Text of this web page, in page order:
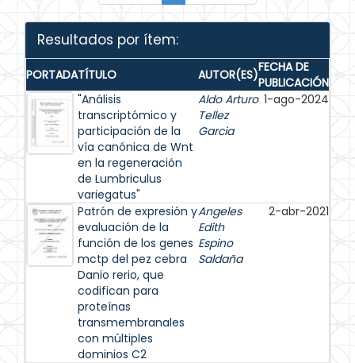
Resultados por ítem:
PORTADATÍTULO AUTOR(ES)FECHA DE
PUBLICACIÓN
"Análisis
transcriptómico y
participación de la
vía canónica de Wnt
en la regeneración
de Lumbriculus
variegatus"
Aldo Arturo
Tellez
Garcia
1-ago-2024
Patrón de expresión y
evaluación de la
función de los genes
mctp del pez cebra
Danio rerio, que
codifican para
proteínas
transmembranales
con múltiples
dominios C2
Angeles
Edith
Espino
Saldaña
2-abr-2021